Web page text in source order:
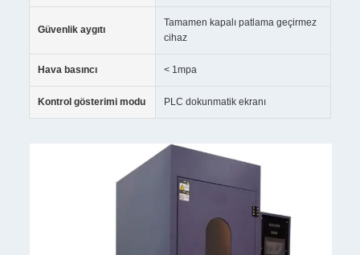
Güvenlik aygıtı
Tamamen kapalı patlama geçirmez
cihaz
Hava basıncı < 1mpa
Kontrol gösterimi modu PLC dokunmatik ekranı